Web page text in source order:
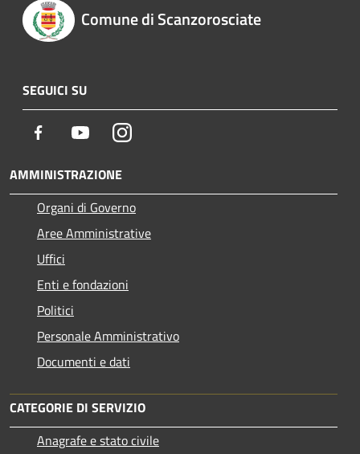
Comune di Scanzorosciate
SEGUICI SU
Facebook YoutubeInstagram
AMMINISTRAZIONE
Organi di Governo
Aree Amministrative
Uffici
Enti e fondazioni
Politici
Personale Amministrativo
Documenti e dati
CATEGORIE DI SERVIZIO
Anagrafe e stato civile